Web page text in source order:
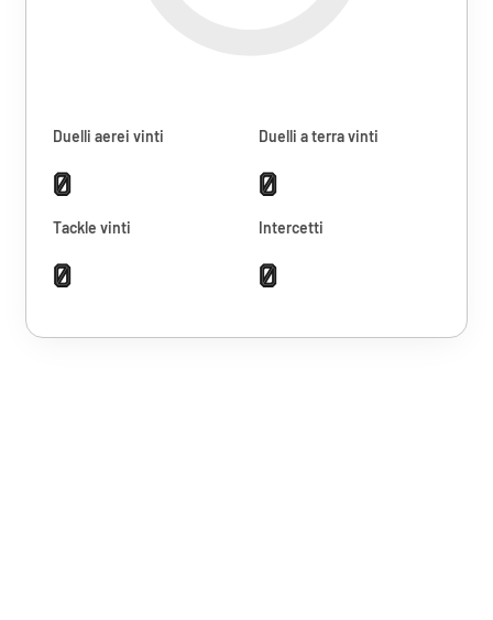
Duelli aerei vinti
0
Duelli a terra vinti
0
Tackle vinti
0
Intercetti
0